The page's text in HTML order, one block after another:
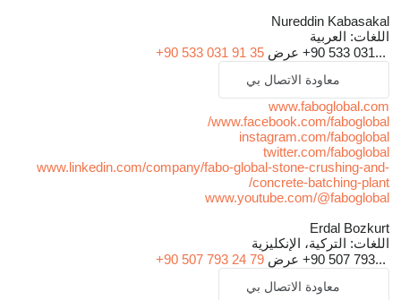
Nureddin Kabasakal
اللغات: العربية
+90 533 031... عرض +90 533 031 91 35
معاودة الاتصال بي
www.faboglobal.com
www.facebook.com/faboglobal/
instagram.com/faboglobal
twitter.com/faboglobal
www.linkedin.com/company/fabo-global-stone-crushing-and-
concrete-batching-plant/
www.youtube.com/@faboglobal
Erdal Bozkurt
اللغات: التركية، الإنكليزية
+90 507 793... عرض +90 507 793 24 79
معاودة الاتصال بي